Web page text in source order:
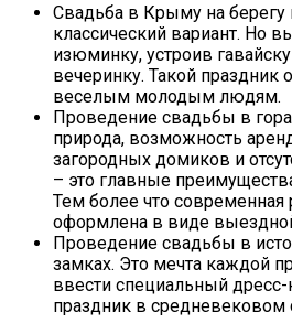
Свадьба в Крыму на
классический вариант. Но
изюминку, устроив
вечеринку. Такой праздник
веселым молодым людям.
Проведение свадьбы в
природа, возможность
загородных домиков и
– это главные
Тем более что
оформлена в виде
Проведение свадьбы в
замках. Это мечта каждой
ввести специальный
праздник в средневековом